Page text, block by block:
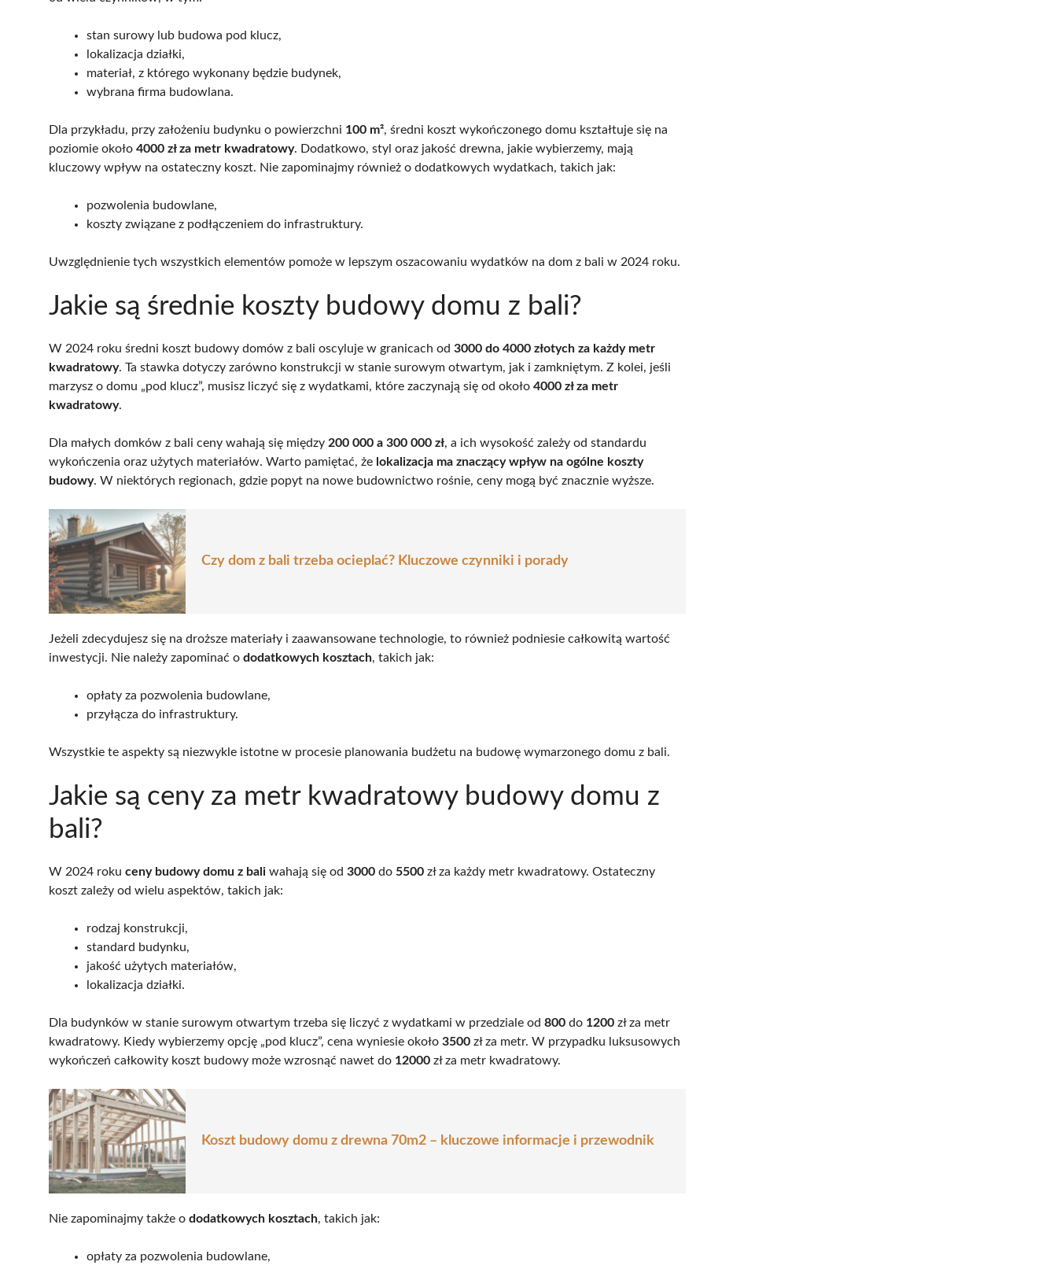
stan surowy lub budowa pod klucz,
lokalizacja działki,
materiał, z którego wykonany będzie budynek,
wybrana firma budowlana.
Dla przykładu, przy założeniu budynku o powierzchni 100 m², średni koszt wykończonego domu kształtuje się na
poziomie około 4000 zł za metr kwadratowy. Dodatkowo, styl oraz jakość drewna, jakie wybierzemy, mają
kluczowy wpływ na ostateczny koszt. Nie zapominajmy również o dodatkowych wydatkach, takich jak:
pozwolenia budowlane,
koszty związane z podłączeniem do infrastruktury.
Uwzględnienie tych wszystkich elementów pomoże w lepszym oszacowaniu wydatków na dom z bali w 2024 roku.
Jakie są średnie koszty budowy domu z bali?
W 2024 roku średni koszt budowy domów z bali oscyluje w granicach od 3000 do 4000 złotych za każdy metr
kwadratowy. Ta stawka dotyczy zarówno konstrukcji w stanie surowym otwartym, jak i zamkniętym. Z kolei, jeśli
marzysz o domu „pod klucz”, musisz liczyć się z wydatkami, które zaczynają się od około 4000 zł za metr
kwadratowy.
Dla małych domków z bali ceny wahają się między 200 000 a 300 000 zł, a ich wysokość zależy od standardu
wykończenia oraz użytych materiałów. Warto pamiętać, że lokalizacja ma znaczący wpływ na ogólne koszty
budowy. W niektórych regionach, gdzie popyt na nowe budownictwo rośnie, ceny mogą być znacznie wyższe.
Czy dom z bali trzeba ocieplać? Kluczowe czynniki i porady
Jeżeli zdecydujesz się na droższe materiały i zaawansowane technologie, to również podniesie całkowitą wartość
inwestycji. Nie należy zapominać o dodatkowych kosztach, takich jak:
opłaty za pozwolenia budowlane,
przyłącza do infrastruktury.
Wszystkie te aspekty są niezwykle istotne w procesie planowania budżetu na budowę wymarzonego domu z bali.
Jakie są ceny za metr kwadratowy budowy domu z
bali?
W 2024 roku ceny budowy domu z bali wahają się od 3000 do 5500 zł za każdy metr kwadratowy. Ostateczny
koszt zależy od wielu aspektów, takich jak:
rodzaj konstrukcji,
standard budynku,
jakość użytych materiałów,
lokalizacja działki.
Dla budynków w stanie surowym otwartym trzeba się liczyć z wydatkami w przedziale od 800 do 1200 zł za metr
kwadratowy. Kiedy wybierzemy opcję „pod klucz”, cena wyniesie około 3500 zł za metr. W przypadku luksusowych
wykończeń całkowity koszt budowy może wzrosnąć nawet do 12000 zł za metr kwadratowy.
Koszt budowy domu z drewna 70m2 – kluczowe informacje i przewodnik
Nie zapominajmy także o dodatkowych kosztach, takich jak:
opłaty za pozwolenia budowlane,